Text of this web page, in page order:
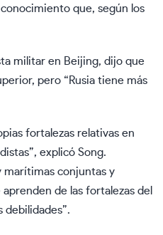
que, según los
militar en Beijing, dijo que
pero “Rusia tiene más
fortalezas relativas en
explicó Song.
marítimas conjuntas y
de las fortalezas del
debilidades”.